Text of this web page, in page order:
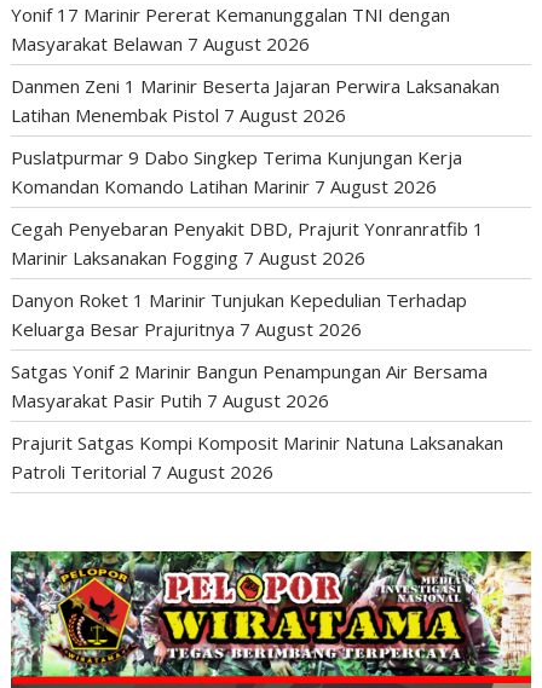
Yonif 17 Marinir Pererat Kemanunggalan TNI dengan
Masyarakat Belawan 7 August 2026
Danmen Zeni 1 Marinir Beserta Jajaran Perwira Laksanakan
Latihan Menembak Pistol 7 August 2026
Puslatpurmar 9 Dabo Singkep Terima Kunjungan Kerja
Komandan Komando Latihan Marinir 7 August 2026
Cegah Penyebaran Penyakit DBD, Prajurit Yonranratfib 1
Marinir Laksanakan Fogging 7 August 2026
Danyon Roket 1 Marinir Tunjukan Kepedulian Terhadap
Keluarga Besar Prajuritnya 7 August 2026
Satgas Yonif 2 Marinir Bangun Penampungan Air Bersama
Masyarakat Pasir Putih 7 August 2026
Prajurit Satgas Kompi Komposit Marinir Natuna Laksanakan
Patroli Teritorial 7 August 2026